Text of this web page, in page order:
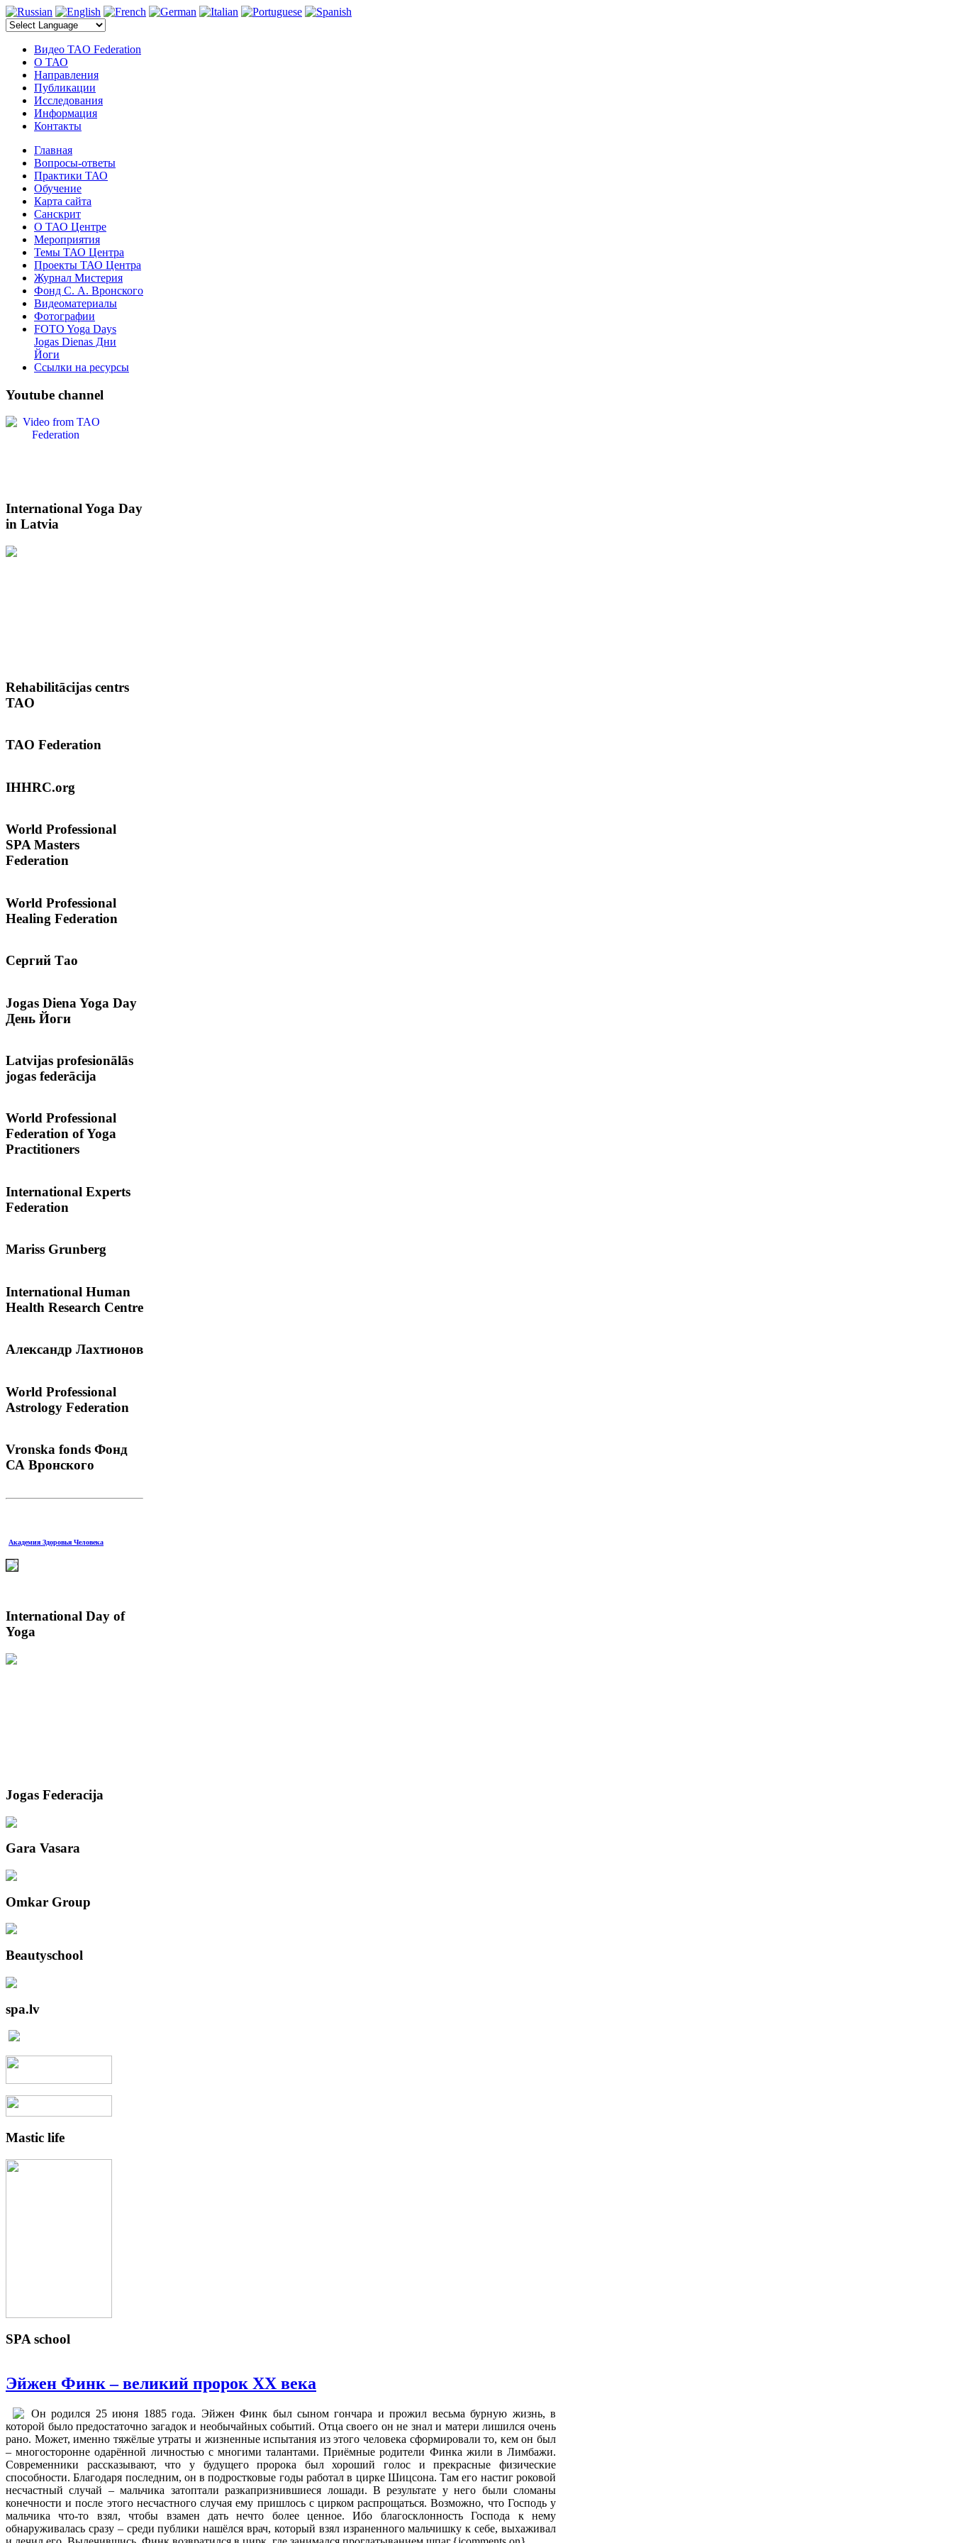
электронные компоненты
Видео TAO Federation
О ТАО
Направления
Публикации
Исследования
Информация
Контакты
Главная
Вопросы-ответы
Практики ТАО
Обучение
Карта сайта
Санскрит
О ТАО Центре
Мероприятия
Темы ТАО Центра
Проекты ТАО Центра
Журнал Мистерия
Фонд С. А. Вронского
Видеоматериалы
Фотографии
FOTO Yoga Days
Jogas Dienas Дни
Йоги
Ссылки на ресурсы
Youtube channel
InternationalYoga Day
in Latvia
Rehabilitācijas centrs
TAO
TAO Federation
IHHRC.org
World Professional
SPA Masters
Federation
World Professional
Healing Federation
Сергий Тао
Jogas Diena Yoga Day
День Йоги
Latvijas profesionālās
jogas federācija
World Professional
Federation of Yoga
Practitioners
International Experts
Federation
Mariss Grunberg
International Human
Health Research Centre
Александр Лахтионов
World Professional
Astrology Federation
Vronska fonds Фонд
СА Вронского
Академия Здоровья Человека
International Day of
Yoga
Jogas Federacija
Gara Vasara
Omkar Group
Beautyschool
spa.lv
Mastic life
SPA school
Эйжен Финк – великий пророк ХХ века
Он родился 25 июня 1885 года. Эйжен Финк был сыном гончара и прожил весьма бурную жизнь, в
которой было предостаточно загадок и необычайных событий. Отца своего он не знал и матери лишился очень
рано. Может, именно тяжёлые утраты и жизненные испытания из этого человека сформировали то, кем он был
– многосторонне одарённой личностью с многими талантами. Приёмные родители Финка жили в Лимбажи.
Современники рассказывают, что у будущего пророка был хороший голос и прекрасные физические
способности. Благодаря последним, он в подростковые годы работал в цирке Шицсона. Там его настиг роковой
несчастный случай – мальчика затоптали разкапризнившиеся лошади. В результате у него были сломаны
конечности и после этого несчастного случая ему пришлось с цирком распрощаться. Возможно, что Господь у
мальчика что-то взял, чтобы взамен дать нечто более ценное. Ибо благосклонность Господа к нему
обнаруживалась сразу – среди публики нашёлся врач, который взял израненного мальчишку к себе, выхаживал